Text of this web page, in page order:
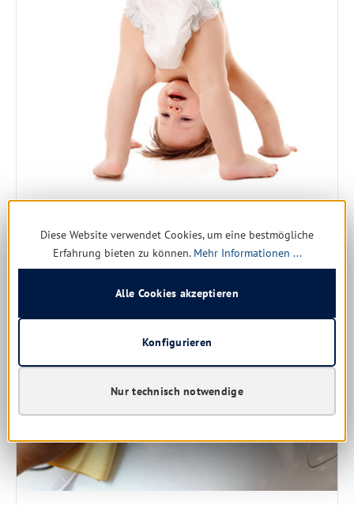
Baby - nur das Beste für die Kleinsten
Mehr erfahren
Diese Website verwendet Cookies, um eine bestmögliche
Erfahrung bieten zu können. Mehr Informationen ...
Nur technisch notwendige
Konfigurieren
Alle Cookies akzeptieren